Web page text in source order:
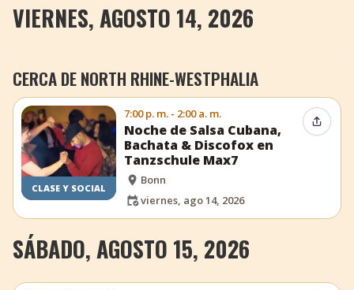
VIERNES, AGOSTO 14, 2026
CERCA DE NORTH RHINE-WESTPHALIA
CLASE Y SOCIAL
7:00 p. m. - 2:00 a. m.
Noche de Salsa Cubana,
Bachata & Discofox en
Tanzschule Max7
Bonn
viernes, ago 14, 2026
SÁBADO, AGOSTO 15, 2026